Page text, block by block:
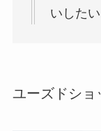
いした
ユーズドショ